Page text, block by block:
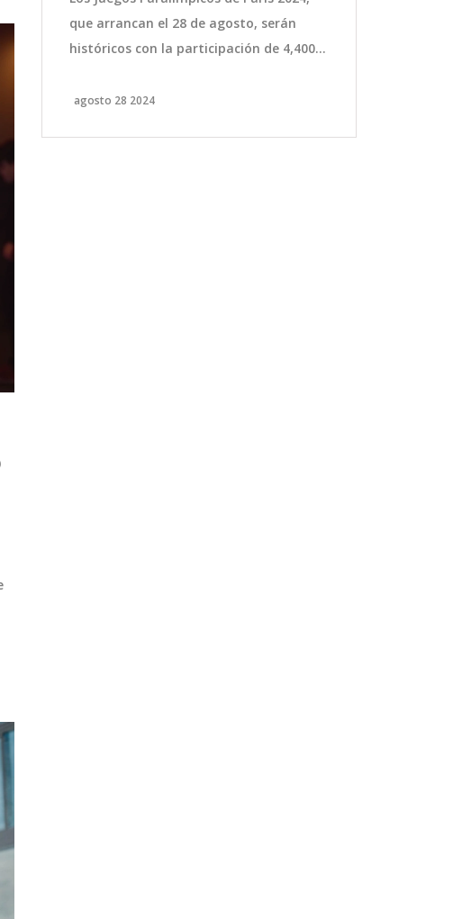
que arrancan el 28 de agosto, serán
históricos con la participación de 4,400
primera vez de los paralímpicos,
agosto 28 2024